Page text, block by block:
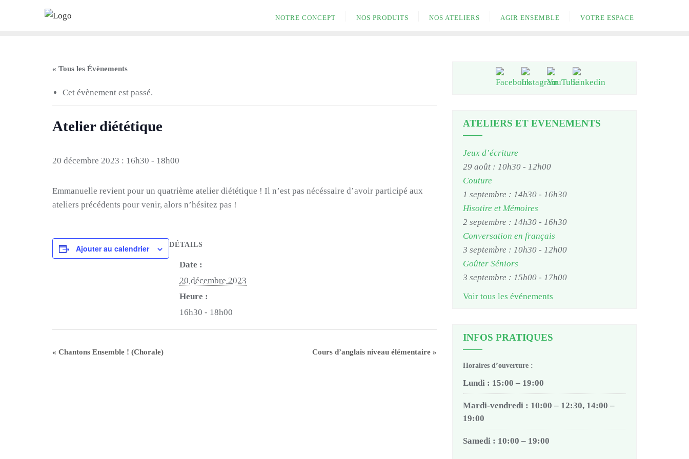
NOTRE CONCEPT NOS PRODUITS NOS ATELIERS AGIR ENSEMBLE VOTRE ESPACE
« Tous les Évènements
Cet évènement est passé.
Atelier diététique
20 décembre 2023 : 16h30 - 18h00
Emmanuelle revient pour un quatrième atelier diététique ! Il n’est pas nécéssaire d’avoir participé aux
ateliers précédents pour venir, alors n’hésitez pas !
Ajouter au calendrier DÉTAILS
Date :
20 décembre 2023
Heure :
16h30 - 18h00
« Chantons Ensemble ! (Chorale) Cours d’anglais niveau élémentaire »
ATELIERS ET EVENEMENTS
Jeux d’écriture
29 août : 10h30 - 12h00
Couture
1 septembre : 14h30 - 16h30
Hisotire et Mémoires
2 septembre : 14h30 - 16h30
Conversation en français
3 septembre : 10h30 - 12h00
Goûter Séniors
3 septembre : 15h00 - 17h00
Voir tous les événements
INFOS PRATIQUES
Horaires d’ouverture :
Lundi : 15:00 – 19:00
Mardi-vendredi : 10:00 – 12:30, 14:00 –
19:00
Samedi : 10:00 – 19:00